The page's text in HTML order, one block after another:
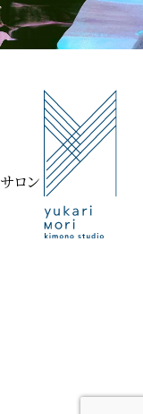
Yukari Mori Kimono Studio
サロン